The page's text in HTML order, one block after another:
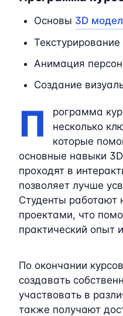
Основы 3D
Анимация
Создание
П
рограмма
несколько
которые
основные навыки
проходят в
позволяет лучше
Студенты работают
проектами, что
практический опыт
По окончании
создавать
участвовать в
также получают